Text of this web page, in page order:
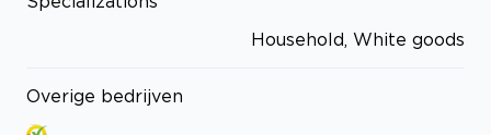
Household, White goods
Overige bedrijven